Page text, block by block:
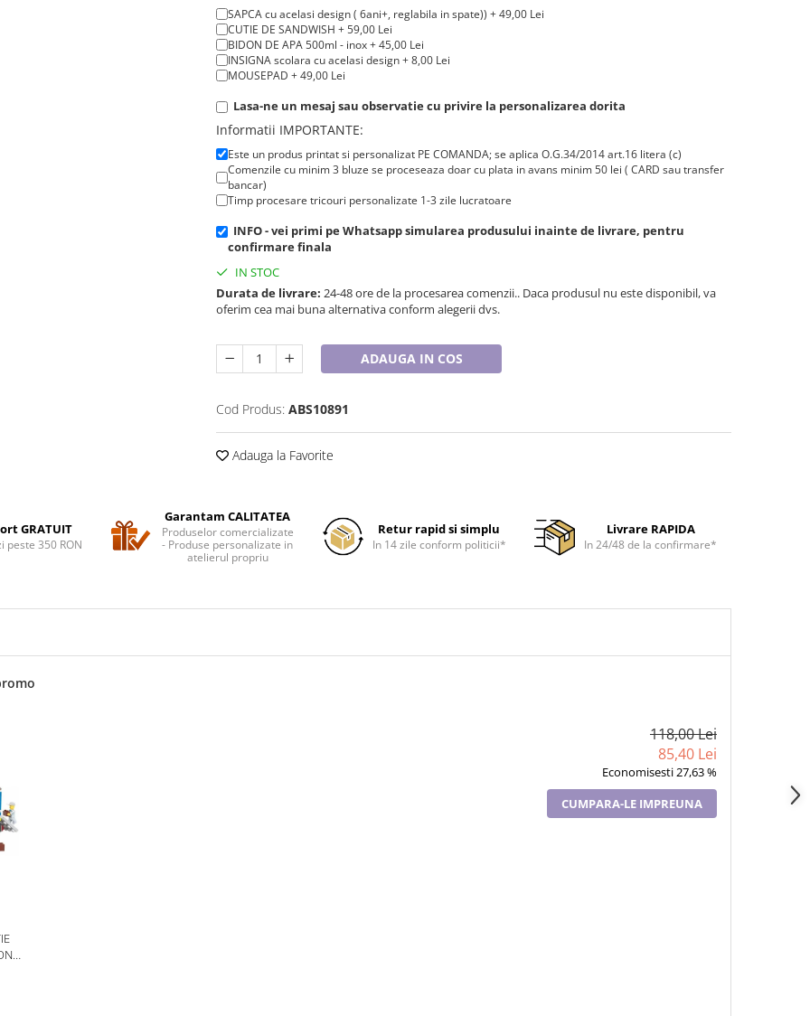
SAPCA cu acelasi design ( 6ani+, reglabila in spate)) + 49,00 Lei
CUTIE DE SANDWISH + 59,00 Lei
BIDON DE APA 500ml - inox + 45,00 Lei
INSIGNA scolara cu acelasi design + 8,00 Lei
MOUSEPAD + 49,00 Lei
Lasa-ne un mesaj sau observatie cu privire la personalizarea dorita
Informatii IMPORTANTE:
Este un produs printat si personalizat PE COMANDA; se aplica O.G.34/2014 art.16 litera (c)
Comenzile cu minim 3 bluze se proceseaza doar cu plata in avans minim 50 lei ( CARD sau transfer
bancar)
Timp procesare tricouri personalizate 1-3 zile lucratoare
INFO - vei primi pe Whatsapp simularea produsului inainte de livrare, pentru
confirmare finala
IN STOC
Durata de livrare: 24-48 ore de la procesarea comenzii.. Daca produsul nu este disponibil, va
oferim cea mai buna alternativa conform alegerii dvs.
ADAUGA IN COS
Cod Produs: ABS10891
Adauga la Favorite
GRATUIT
peste 350 RON
Garantam CALITATEA
Produselor comercializate
- Produse personalizate in
atelierul propriu
Retur rapid si simplu
In 14 zile conform politicii*
Livrare RAPIDA
In 24/48 de la confirmare*
118,00 Lei
85,40 Lei
Economisesti 27,63 %
CUMPARA-LE IMPREUNA